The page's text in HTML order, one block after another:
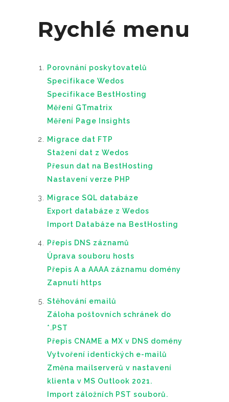
Rychlé menu
Porovnání poskytovatelů
Specifikace Wedos
Specifikace BestHosting
Měření GTmatrix
Měření Page Insights
Migrace dat FTP
Stažení dat z Wedos
Přesun dat na BestHosting
Nastavení verze PHP
Migrace SQL databáze
Export databáze z Wedos
Import Databáze na BestHosting
Přepis DNS záznamů
Úprava souboru hosts
Přepis A a AAAA záznamu domény
Zapnutí https
Stěhování emailů
Záloha poštovních schránek do
*.PST
Přepis CNAME a MX v DNS domény
Vytvoření identických e-mailů
Změna mailserverů v nastavení
klienta v MS Outlook 2021.
Import záložních PST souborů.